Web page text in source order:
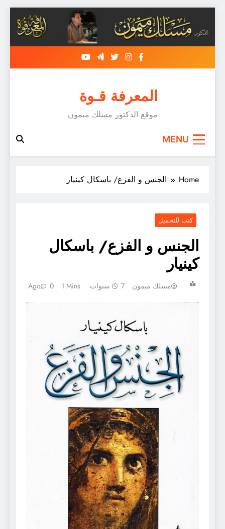
content
المعرفة قـوة
موقع الدكتور مسلك ميمون
MENU
Home الجنس و الفزع/ باسكال كينيار
كتب للتحميل
الجنس و الفزع/ باسكال
كينيار
مسلك ميمون 7 سنوات Ago 0 1 Mins